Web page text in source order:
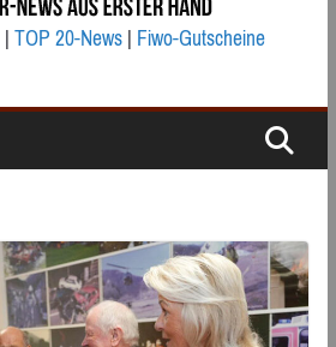
|TOP 20-News|Fiwo-Gutscheine